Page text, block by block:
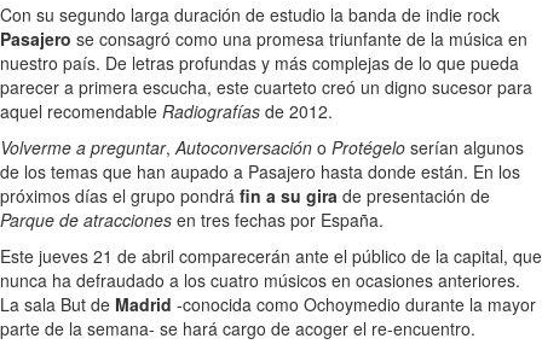
Con su segundo larga duración de estudio la banda de indie rock
Pasajero se consagró como una promesa triunfante de la música en
nuestro país. De letras profundas y más complejas de lo que pueda
parecer a primera escucha, este cuarteto creó un digno sucesor para
aquel recomendable Radiografías de 2012.
Volverme a preguntar, Autoconversación o Protégelo serían algunos
de los temas que han aupado a Pasajero hasta donde están. En los
próximos días el grupo pondrá fin a su gira de presentación de
Parque de atracciones en tres fechas por España.
Este jueves 21 de abril comparecerán ante el público de la capital, que
nunca ha defraudado a los cuatro músicos en ocasiones anteriores.
La sala But de Madrid -conocida como Ochoymedio durante la mayor
parte de la semana- se hará cargo de acoger el re-encuentro.